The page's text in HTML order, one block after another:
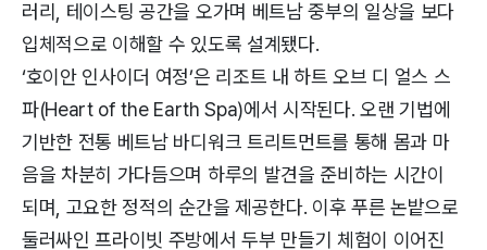
러리, 테이스팅 공간을 오가며 베트남 중부의 일상을 보다
입체적으로 이해할 수 있도록 설계됐다.
‘호이안 인사이더 여정’은 리조트 내 하트 오브 디 얼스 스
파(Heart of the Earth Spa)에서 시작된다. 오랜 기법에
기반한 전통 베트남 바디워크 트리트먼트를 통해 몸과 마
음을 차분히 가다듬으며 하루의 발견을 준비하는 시간이
되며, 고요한 정적의 순간을 제공한다. 이후 푸른 논밭으로
둘러싸인 프라이빗 주방에서 두부 만들기 체험이 이어진